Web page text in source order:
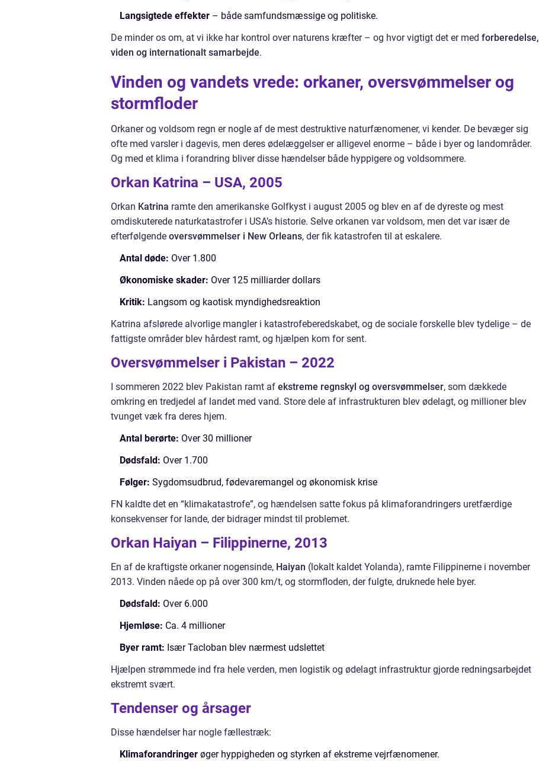
Langsigtede effekter – både samfundsmæssige og politiske.
De minder os om, at vi ikke har kontrol over naturens kræfter – og hvor vigtigt det er med forberedelse,
viden og internationalt samarbejde.
Vinden og vandets vrede: orkaner, oversvømmelser og
stormfloder
Orkaner og voldsom regn er nogle af de mest destruktive naturfænomener, vi kender. De bevæger sig
ofte med varsler i dagevis, men deres ødelæggelser er alligevel enorme – både i byer og landområder.
Og med et klima i forandring bliver disse hændelser både hyppigere og voldsommere.
Orkan Katrina – USA, 2005
Orkan Katrina ramte den amerikanske Golfkyst i august 2005 og blev en af de dyreste og mest
omdiskuterede naturkatastrofer i USA’s historie. Selve orkanen var voldsom, men det var især de
efterfølgende oversvømmelser i New Orleans, der fik katastrofen til at eskalere.
Antal døde: Over 1.800
Økonomiske skader: Over 125 milliarder dollars
Kritik: Langsom og kaotisk myndighedsreaktion
Katrina afslørede alvorlige mangler i katastrofeberedskabet, og de sociale forskelle blev tydelige – de
fattigste områder blev hårdest ramt, og hjælpen kom for sent.
Oversvømmelser i Pakistan – 2022
I sommeren 2022 blev Pakistan ramt af ekstreme regnskyl og oversvømmelser, som dækkede
omkring en tredjedel af landet med vand. Store dele af infrastrukturen blev ødelagt, og millioner blev
tvunget væk fra deres hjem.
Antal berørte: Over 30 millioner
Dødsfald: Over 1.700
Følger: Sygdomsudbrud, fødevaremangel og økonomisk krise
FN kaldte det en “klimakatastrofe”, og hændelsen satte fokus på klimaforandringers uretfærdige
konsekvenser for lande, der bidrager mindst til problemet.
Orkan Haiyan – Filippinerne, 2013
En af de kraftigste orkaner nogensinde, Haiyan (lokalt kaldet Yolanda), ramte Filippinerne i november
2013. Vinden nåede op på over 300 km/t, og stormfloden, der fulgte, druknede hele byer.
Dødsfald: Over 6.000
Hjemløse: Ca. 4 millioner
Byer ramt: Især Tacloban blev nærmest udslettet
Hjælpen strømmede ind fra hele verden, men logistik og ødelagt infrastruktur gjorde redningsarbejdet
ekstremt svært.
Tendenser og årsager
Disse hændelser har nogle fællestræk:
Klimaforandringer øger hyppigheden og styrken af ekstreme vejrfænomener.